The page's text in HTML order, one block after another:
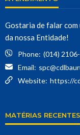
Gostaria de falar com
da nossa Entidade!
Phone: (014)
Email:
Website: https://
MATÉRIAS RECENTES